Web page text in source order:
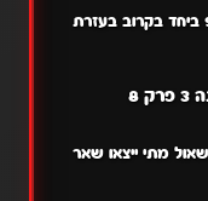
אנחנו עובדים על זה נעלה את פרקים 9-10 ביחד בקרוב בעזרת
8
מתי ייצאו שאר